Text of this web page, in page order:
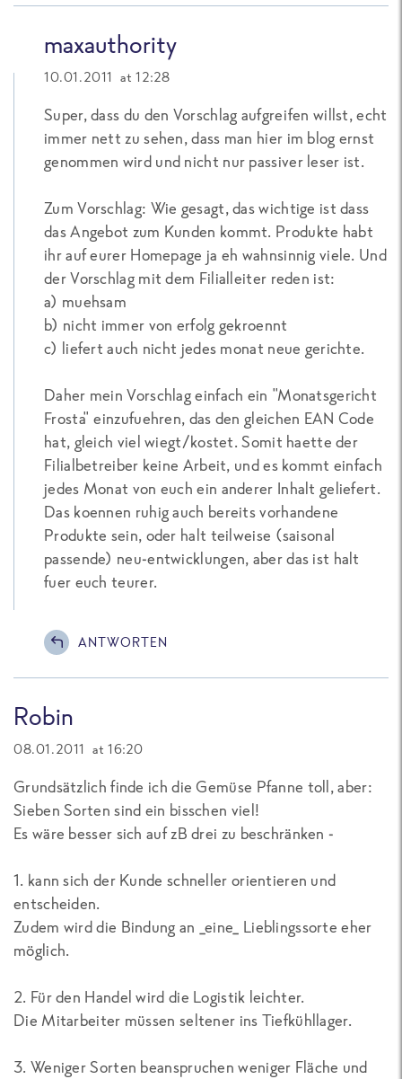
maxauthority
10.01.2011 at 12:28
Super, dass du den Vorschlag aufgreifen willst, echt
immer nett zu sehen, dass man hier im blog ernst
genommen wird und nicht nur passiver leser ist.
Zum Vorschlag: Wie gesagt, das wichtige ist dass
das Angebot zum Kunden kommt. Produkte habt
ihr auf eurer Homepage ja eh wahnsinnig viele. Und
der Vorschlag mit dem Filialleiter reden ist:
a) muehsam
b) nicht immer von erfolg gekroennt
c) liefert auch nicht jedes monat neue gerichte.
Daher mein Vorschlag einfach ein "Monatsgericht
Frosta" einzufuehren, das den gleichen EAN Code
hat, gleich viel wiegt/kostet. Somit haette der
Filialbetreiber keine Arbeit, und es kommt einfach
jedes Monat von euch ein anderer Inhalt geliefert.
Das koennen ruhig auch bereits vorhandene
Produkte sein, oder halt teilweise (saisonal
passende) neu-entwicklungen, aber das ist halt
fuer euch teurer.
ANTWORTEN
Robin
08.01.2011 at 16:20
Grundsätzlich finde ich die Gemüse Pfanne toll, aber:
Sieben Sorten sind ein bisschen viel!
Es wäre besser sich auf zB drei zu beschränken -
1. kann sich der Kunde schneller orientieren und
entscheiden.
Zudem wird die Bindung an _eine_ Lieblingssorte eher
möglich.
2. Für den Handel wird die Logistik leichter.
Die Mitarbeiter müssen seltener ins Tiefkühllager.
3. Weniger Sorten beanspruchen weniger Fläche und